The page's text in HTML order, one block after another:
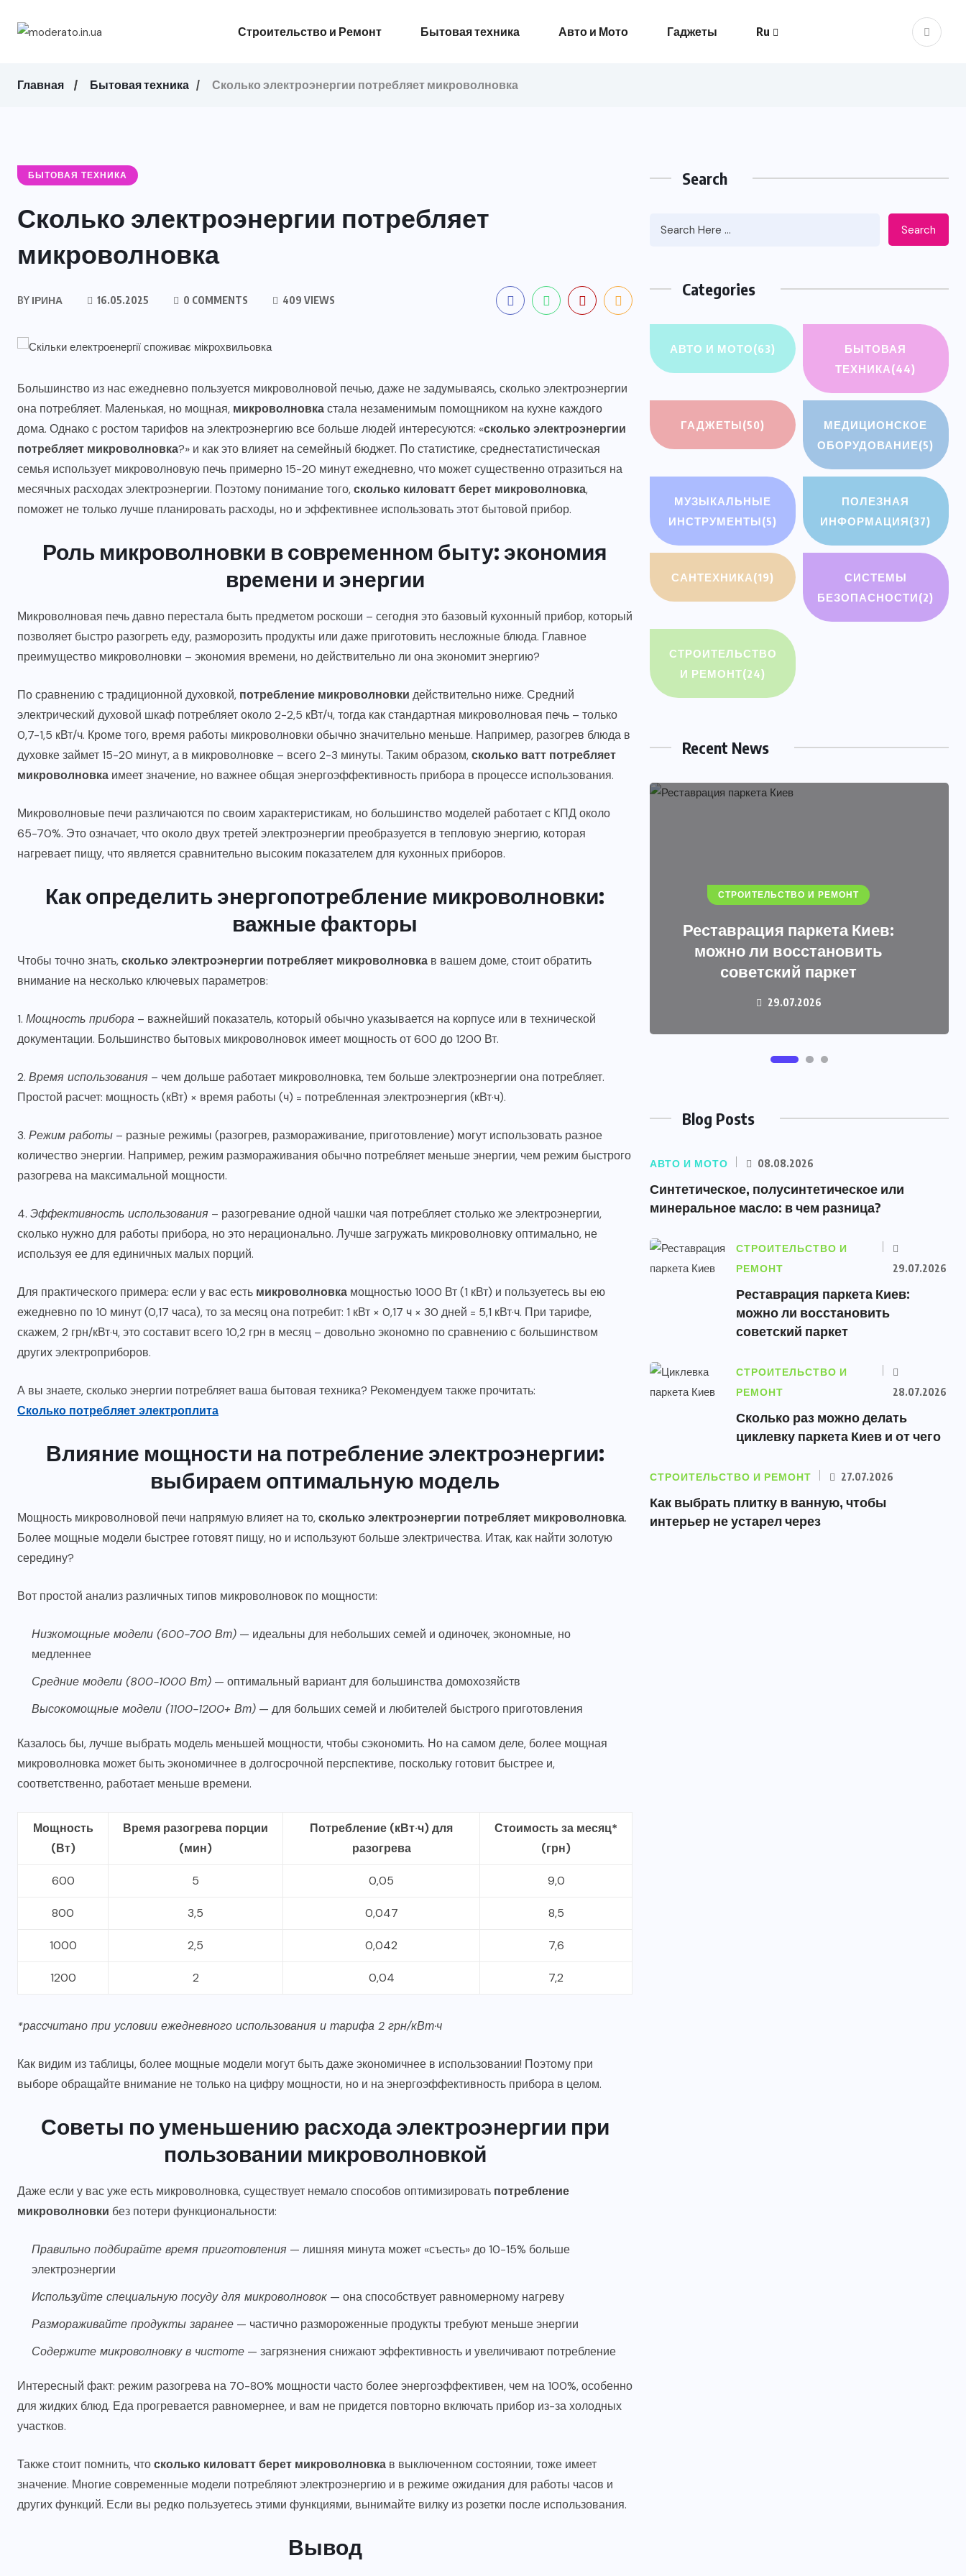
Строительство и Ремонт Бытовая техника Авто и Мото Гаджеты Ru
Главная Бытовая техника Сколько электроэнергии потребляет микроволновка
БЫТОВАЯ ТЕХНИКА
Сколько электроэнергии потребляет
микроволновка
BY ІРИНА 16.05.2025 0 COMMENTS 409 VIEWS
Большинство из нас ежедневно пользуется микроволновой печью, даже не задумываясь, сколько электроэнергии
она потребляет. Маленькая, но мощная, микроволновкастала незаменимым помощником на кухне каждого
дома. Однако с ростом тарифов на электроэнергию все больше людей интересуются: «сколько электроэнергии
потребляет микроволновка?» и как это влияет на семейный бюджет. По статистике, среднестатистическая
семья использует микроволновую печь примерно 15-20 минут ежедневно, что может существенно отразиться на
месячных расходах электроэнергии. Поэтому понимание того,сколько киловатт берет микроволновка,
поможет не только лучше планировать расходы, но и эффективнее использовать этот бытовой прибор.
Роль микроволновки в современном быту: экономия
времени и энергии
Микроволновая печь давно перестала быть предметом роскоши – сегодня это базовый кухонный прибор, который
позволяет быстро разогреть еду, разморозить продукты или даже приготовить несложные блюда. Главное
преимущество микроволновки – экономия времени, но действительно ли она экономит энергию?
По сравнению с традиционной духовкой, потребление микроволновки действительно ниже. Средний
электрический духовой шкаф потребляет около 2-2,5 кВт/ч, тогда как стандартная микроволновая печь – только
0,7-1,5 кВт/ч. Кроме того, время работы микроволновки обычно значительно меньше. Например, разогрев блюда в
духовке займет 15-20 минут, а в микроволновке – всего 2-3 минуты. Таким образом,сколько ватт потребляет
микроволновка имеет значение, но важнее общая энергоэффективность прибора в процессе использования.
Микроволновые печи различаются по своим характеристикам, но большинство моделей работает с КПД около
65-70%. Это означает, что около двух третей электроэнергии преобразуется в тепловую энергию, которая
нагревает пищу, что является сравнительно высоким показателем для кухонных приборов.
Как определить энергопотребление микроволновки:
важные факторы
Чтобы точно знать,сколько электроэнергии потребляет микроволновка в вашем доме, стоит обратить
внимание на несколько ключевых параметров:
1. Мощность прибора – важнейший показатель, который обычно указывается на корпусе или в технической
документации. Большинство бытовых микроволновок имеет мощность от 600 до 1200 Вт.
2. Время использования – чем дольше работает микроволновка, тем больше электроэнергии она потребляет.
Простой расчет: мощность (кВт) × время работы (ч) = потребленная электроэнергия (кВт·ч).
3. Режим работы – разные режимы (разогрев, размораживание, приготовление) могут использовать разное
количество энергии. Например, режим размораживания обычно потребляет меньше энергии, чем режим быстрого
разогрева на максимальной мощности.
4. Эффективность использования – разогревание одной чашки чая потребляет столько же электроэнергии,
сколько нужно для работы прибора, но это нерационально. Лучше загружать микроволновку оптимально, не
используя ее для единичных малых порций.
Для практического примера: если у вас есть микроволновка мощностью 1000 Вт (1 кВт) и пользуетесь вы ею
ежедневно по 10 минут (0,17 часа), то за месяц она потребит: 1 кВт × 0,17 ч × 30 дней = 5,1 кВт·ч. При тарифе,
скажем, 2 грн/кВт·ч, это составит всего 10,2 грн в месяц – довольно экономно по сравнению с большинством
других электроприборов.
А вы знаете, сколько энергии потребляет ваша бытовая техника? Рекомендуем также прочитать:
Сколько потребляет электроплита
Влияние мощности на потребление электроэнергии:
выбираем оптимальную модель
Мощность микроволновой печи напрямую влияет на то,сколько электроэнергии потребляет микроволновка.
Более мощные модели быстрее готовят пищу, но и используют больше электричества. Итак, как найти золотую
середину?
Вот простой анализ различных типов микроволновок по мощности:
Низкомощные модели (600-700 Вт) — идеальны для небольших семей и одиночек, экономные, но
медленнее
Средние модели (800-1000 Вт) — оптимальный вариант для большинства домохозяйств
Высокомощные модели (1100-1200+ Вт) — для больших семей и любителей быстрого приготовления
Казалось бы, лучше выбрать модель меньшей мощности, чтобы сэкономить. Но на самом деле, более мощная
микроволновка может быть экономичнее в долгосрочной перспективе, поскольку готовит быстрее и,
соответственно, работает меньше времени.
Мощность
(Вт)
Время разогрева порции
(мин)
Потребление (кВт·ч) для
разогрева
Стоимость за месяц*
(грн)
600 5 0,05 9,0
800 3,5 0,047 8,5
1000 2,5 0,042 7,6
1200 2 0,04 7,2
*рассчитано при условии ежедневного использования и тарифа 2 грн/кВт·ч
Как видим из таблицы, более мощные модели могут быть даже экономичнее в использовании! Поэтому при
выборе обращайте внимание не только на цифру мощности, но и на энергоэффективность прибора в целом.
Советы по уменьшению расхода электроэнергии при
пользовании микроволновкой
Даже если у вас уже есть микроволновка, существует немало способов оптимизировать потребление
микроволновки без потери функциональности:
Правильно подбирайте время приготовления — лишняя минута может «съесть» до 10-15% больше
электроэнергии
Используйте специальную посуду для микроволновок — она способствует равномерному нагреву
Размораживайте продукты заранее — частично размороженные продукты требуют меньше энергии
Содержите микроволновку в чистоте — загрязнения снижают эффективность и увеличивают потребление
Интересный факт: режим разогрева на 70-80% мощности часто более энергоэффективен, чем на 100%, особенно
для жидких блюд. Еда прогревается равномернее, и вам не придется повторно включать прибор из-за холодных
участков.
Также стоит помнить, чтосколько киловатт берет микроволновка в выключенном состоянии, тоже имеет
значение. Многие современные модели потребляют электроэнергию и в режиме ожидания для работы часов и
других функций. Если вы редко пользуетесь этими функциями, вынимайте вилку из розетки после использования.
Вывод
Search
Search
Categories
АВТО И МОТО(63)
БЫТОВАЯ
ТЕХНИКА(44)
ГАДЖЕТЫ(50)
МЕДИЦИОНСКОЕ
ОБОРУДОВАНИЕ(5)
МУЗЫКАЛЬНЫЕ
ИНСТРУМЕНТЫ(5)
ПОЛЕЗНАЯ
ИНФОРМАЦИЯ(37)
САНТЕХНИКА(19)
СИСТЕМЫ
БЕЗОПАСНОСТИ(2)
СТРОИТЕЛЬСТВО
И РЕМОНТ(24)
Recent News
СТРОИТЕЛЬСТВО И РЕМОНТ
Сколько раз можно делать
чего это зависит
АВТО И МОТО
Синтетическое,
полусинтетическое или
минеральное масло: в чем
08.08.2026
СТРОИТЕЛЬСТВО И РЕМОНТ
Реставрация паркета Киев:
можно ли восстановить
советский паркет
29.07.2026
Blog Posts
АВТО И МОТО 08.08.2026
Синтетическое, полусинтетическое или
минеральное масло: в чем разница?
СТРОИТЕЛЬСТВО И
РЕМОНТ
29.07.2026
Реставрация паркета Киев:
можно ли восстановить
советский паркет
СТРОИТЕЛЬСТВО И
РЕМОНТ
28.07.2026
Сколько раз можно делать
циклевку паркета Киев и от чего
СТРОИТЕЛЬСТВО И РЕМОНТ 27.07.2026
Как выбрать плитку в ванную, чтобы
интерьер не устарел через